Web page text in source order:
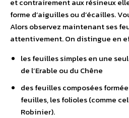
forme d’aiguilles ou d’écailles.
Alors observez maintenant ses
attentivement. On distingue en
les feuilles simples en une
de l’Erable ou du Chêne
des feuilles composées
feuilles, les folioles (comme
Robinier).